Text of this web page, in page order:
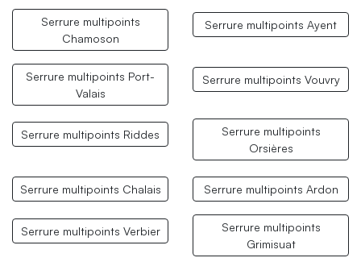
Serrure multipoints
Chamoson
Serrure multipoints Ayent
Serrure multipoints Port-
Valais
Serrure multipoints Vouvry
Serrure multipoints Riddes
Serrure multipoints
Orsières
Serrure multipoints Chalais Serrure multipoints Ardon
Serrure multipoints Verbier
Serrure multipoints
Grimisuat